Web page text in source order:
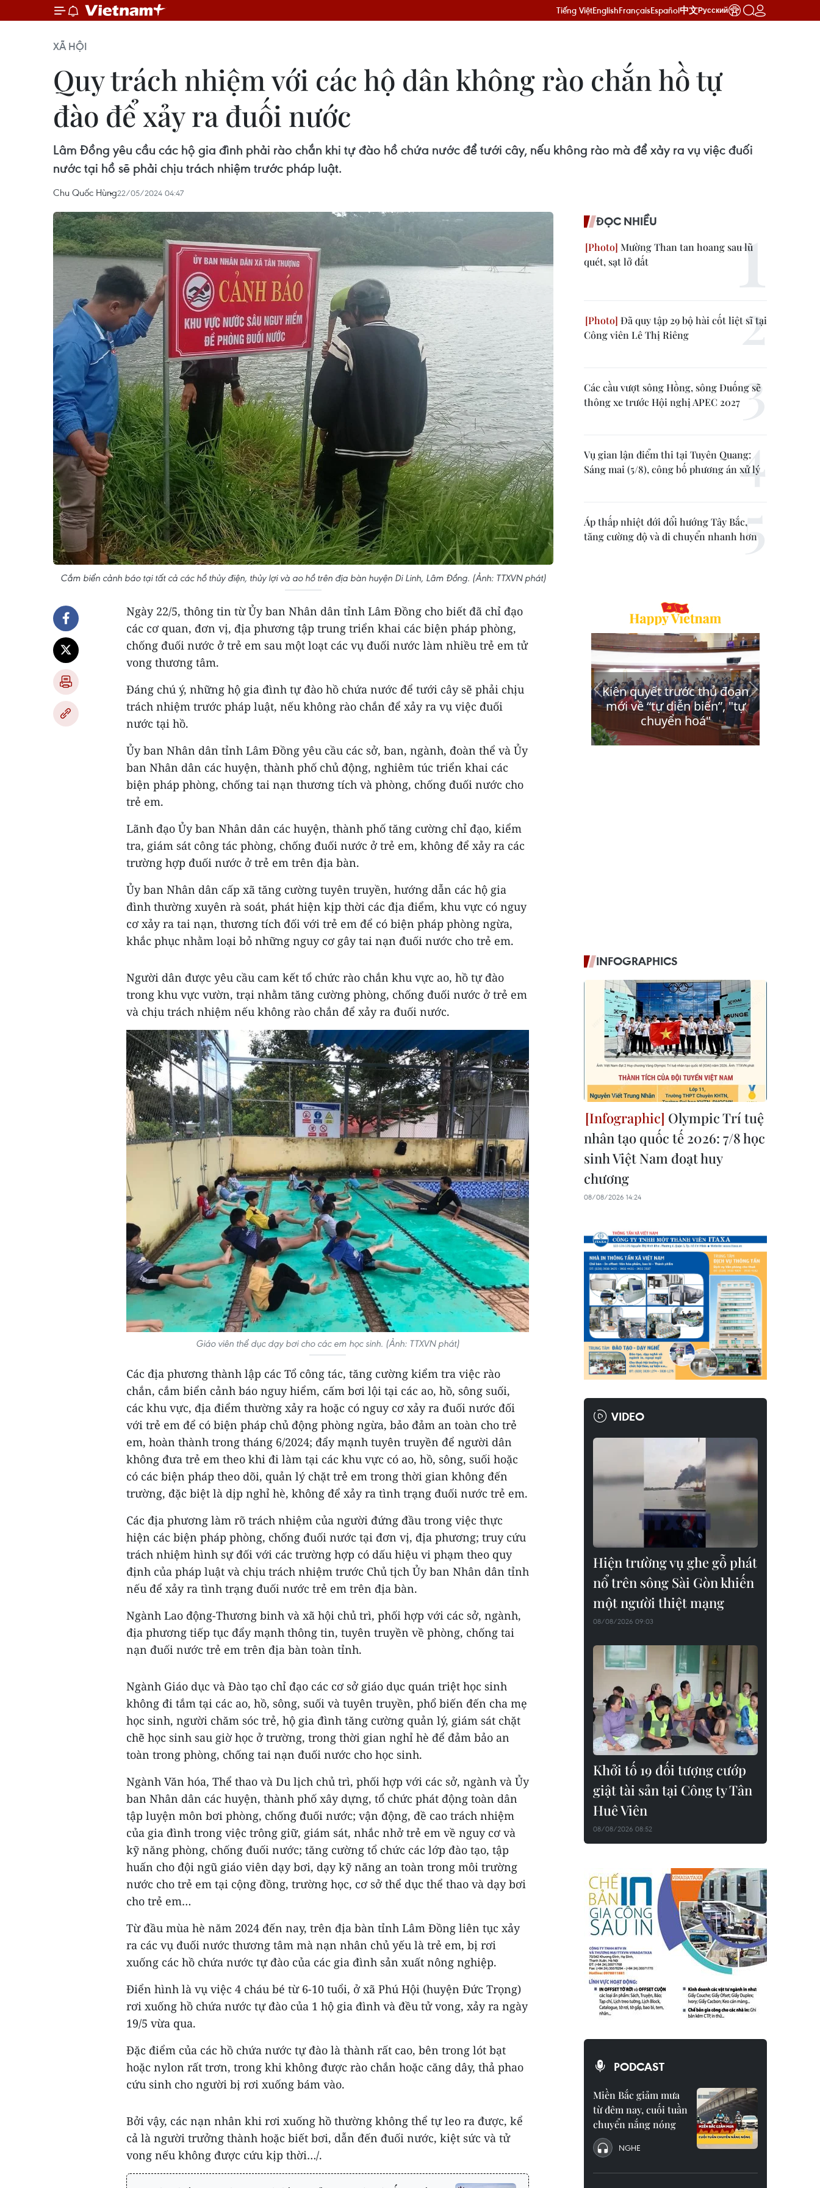
Tiếng ViệtEnglishFrançaisEspañol中文Русский
XÃ HỘI
Quy trách nhiệm với các hộ dân không rào chắn hồ tự
đào để xảy ra đuối nước
Lâm Đồng yêu cầu các hộ gia đình phải rào chắn khi tự đào hồ chứa nước để tưới cây, nếu không rào mà để xảy ra vụ việc đuối
nước tại hồ sẽ phải chịu trách nhiệm trước pháp luật.
Chu Quốc Hùng22/05/2024 04:47
Cắm biển cảnh báo tại tất cả các hồ thủy điện, thủy lợi và ao hồ trên địa bàn huyện Di Linh, Lâm Đồng. (Ảnh: TTXVN phát)
Ngày 22/5, thông tin từ Ủy ban Nhân dân tỉnh Lâm Đồng cho biết đã chỉ đạo
các cơ quan, đơn vị, địa phương tập trung triển khai các biện pháp phòng,
chống đuối nước ở trẻ em sau một loạt các vụ đuối nước làm nhiều trẻ em tử
vong thương tâm.
Đáng chú ý, những hộ gia đình tự đào hồ chứa nước để tưới cây sẽ phải chịu
trách nhiệm trước pháp luật, nếu không rào chắn để xảy ra vụ việc đuối
nước tại hồ.
Ủy ban Nhân dân tỉnh Lâm Đồng yêu cầu các sở, ban, ngành, đoàn thể và Ủy
ban Nhân dân các huyện, thành phố chủ động, nghiêm túc triển khai các
biện pháp phòng, chống tai nạn thương tích và phòng, chống đuối nước cho
trẻ em.
Lãnh đạo Ủy ban Nhân dân các huyện, thành phố tăng cường chỉ đạo, kiểm
tra, giám sát công tác phòng, chống đuối nước ở trẻ em, không để xảy ra các
trường hợp đuối nước ở trẻ em trên địa bàn.
Ủy ban Nhân dân cấp xã tăng cường tuyên truyền, hướng dẫn các hộ gia
đình thường xuyên rà soát, phát hiện kịp thời các địa điểm, khu vực có nguy
cơ xảy ra tai nạn, thương tích đối với trẻ em để có biện pháp phòng ngừa,
khắc phục nhằm loại bỏ những nguy cơ gây tai nạn đuối nước cho trẻ em.
Người dân được yêu cầu cam kết tổ chức rào chắn khu vực ao, hồ tự đào
trong khu vực vườn, trại nhằm tăng cường phòng, chống đuối nước ở trẻ em
và chịu trách nhiệm nếu không rào chắn để xảy ra đuối nước.
Giáo viên thể dục dạy bơi cho các em học sinh. (Ảnh: TTXVN phát)
Các địa phương thành lập các Tổ công tác, tăng cường kiểm tra việc rào
chắn, cắm biển cảnh báo nguy hiểm, cấm bơi lội tại các ao, hồ, sông suối,
các khu vực, địa điểm thường xảy ra hoặc có nguy cơ xảy ra đuối nước đối
với trẻ em để có biện pháp chủ động phòng ngừa, bảo đảm an toàn cho trẻ
em, hoàn thành trong tháng 6/2024; đẩy mạnh tuyên truyền để người dân
không đưa trẻ em theo khi đi làm tại các khu vực có ao, hồ, sông, suối hoặc
có các biện pháp theo dõi, quản lý chặt trẻ em trong thời gian không đến
trường, đặc biệt là dịp nghỉ hè, không để xảy ra tình trạng đuối nước trẻ em.
Các địa phương làm rõ trách nhiệm của người đứng đầu trong việc thực
hiện các biện pháp phòng, chống đuối nước tại đơn vị, địa phương; truy cứu
trách nhiệm hình sự đối với các trường hợp có dấu hiệu vi phạm theo quy
định của pháp luật và chịu trách nhiệm trước Chủ tịch Ủy ban Nhân dân tỉnh
nếu để xảy ra tình trạng đuối nước trẻ em trên địa bàn.
Ngành Lao động-Thương binh và xã hội chủ trì, phối hợp với các sở, ngành,
địa phương tiếp tục đẩy mạnh thông tin, tuyên truyền về phòng, chống tai
nạn đuối nước trẻ em trên địa bàn toàn tỉnh.
Ngành Giáo dục và Đào tạo chỉ đạo các cơ sở giáo dục quán triệt học sinh
không đi tắm tại các ao, hồ, sông, suối và tuyên truyền, phổ biến đến cha mẹ
học sinh, người chăm sóc trẻ, hộ gia đình tăng cường quản lý, giám sát chặt
chẽ học sinh sau giờ học ở trường, trong thời gian nghỉ hè để đảm bảo an
toàn trong phòng, chống tai nạn đuối nước cho học sinh.
Ngành Văn hóa, Thể thao và Du lịch chủ trì, phối hợp với các sở, ngành và Ủy
ban Nhân dân các huyện, thành phố xây dựng, tổ chức phát động toàn dân
tập luyện môn bơi phòng, chống đuối nước; vận động, đề cao trách nhiệm
của gia đình trong việc trông giữ, giám sát, nhắc nhở trẻ em về nguy cơ và
kỹ năng phòng, chống đuối nước; tăng cường tổ chức các lớp đào tạo, tập
huấn cho đội ngũ giáo viên dạy bơi, dạy kỹ năng an toàn trong môi trường
nước cho trẻ em tại cộng đồng, trường học, cơ sở thể dục thể thao và dạy bơi
cho trẻ em…
Từ đầu mùa hè năm 2024 đến nay, trên địa bàn tỉnh Lâm Đồng liên tục xảy
ra các vụ đuối nước thương tâm mà nạn nhân chủ yếu là trẻ em, bị rơi
xuống các hồ chứa nước tự đào của các gia đình sản xuất nông nghiệp.
Điển hình là vụ việc 4 cháu bé từ 6-10 tuổi, ở xã Phú Hội (huyện Đức Trọng)
rơi xuống hồ chứa nước tự đào của 1 hộ gia đình và đều tử vong, xảy ra ngày
19/5 vừa qua.
Đặc điểm của các hồ chứa nước tự đào là thành rất cao, bên trong lót bạt
hoặc nylon rất trơn, trong khi không được rào chắn hoặc căng dây, thả phao
cứu sinh cho người bị rơi xuống bám vào.
Bởi vậy, các nạn nhân khi rơi xuống hồ thường không thể tự leo ra được, kể
cả là người trưởng thành hoặc biết bơi, dẫn đến đuối nước, kiệt sức và tử
vong nếu không được cứu kịp thời…/.
ĐỌC NHIỀU
Mường Than tan hoang sau lũ
quét, sạt lở đất
Đã quy tập 29 bộ hài cốt liệt sĩ tại
Công viên Lê Thị Riêng
Các cầu vượt sông Hồng, sông Đuống sẽ
thông xe trước Hội nghị APEC 2027
Vụ gian lận điểm thi tại Tuyên Quang:
Sáng mai (5/8), công bố phương án xử lý
Áp thấp nhiệt đới đổi hướng Tây Bắc,
tăng cường độ và di chuyển nhanh hơn
INFOGRAPHICS
Olympic Trí tuệ
nhân tạo quốc tế 2026: 7/8 học
sinh Việt Nam đoạt huy
chương
08/08/2026 14:24
VIDEO
Hiện trường vụ ghe gỗ phát
nổ trên sông Sài Gòn khiến
một người thiệt mạng
08/08/2026 09:03
Khởi tố 19 đối tượng cướp
giật tài sản tại Công ty Tân
Huê Viên
08/08/2026 08:52
PODCAST
Miền Bắc giảm mưa
từ đêm nay, cuối tuần
chuyển nắng nóng
NGHE